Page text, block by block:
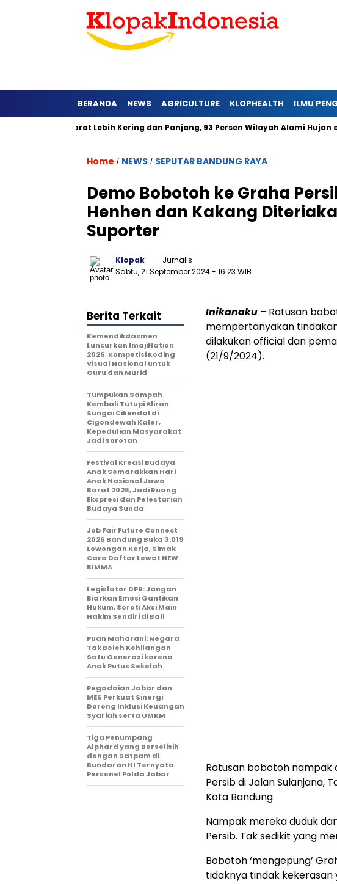
BERANDA NEWS AGRICULTURE KLOPHEALTH ILMU
di Jawa Barat Lebih Kering dan Panjang, 93 Persen Wilayah Alami Hujan di
Home / NEWS / SEPUTAR BANDUNG RAYA
Demo Bobotoh ke Graha
Henhen dan Kakang
Suporter
Klopak
- Jurnalis
Sabtu, 21 September 2024- 16:23 WIB
Inikanaku – Ratusan
mempertanyakan
dilakukan official dan
(21/9/2024).
Ratusan bobotoh nampak
Persib di Jalan Sulanjana,
Kota Bandung.
Nampak mereka duduk
Persib. Tak sedikit yang
Bobotoh ‘mengepung’
tidaknya tindak
Berita Terkait
Kemendikdasmen
Luncurkan ImajiNation
2026, Kompetisi Koding
Visual Nasional untuk
Guru dan Murid
Tumpukan Sampah
Kembali Tutupi Aliran
Sungai Cikendal di
Cigondewah Kaler,
Kepedulian Masyarakat
Jadi Sorotan
Festival Kreasi Budaya
Anak Semarakkan Hari
Anak Nasional Jawa
Barat 2026, Jadi Ruang
Ekspresi dan Pelestarian
Budaya Sunda
Job Fair Future Connect
2026 Bandung Buka 3.019
Lowongan Kerja, Simak
Cara Daftar Lewat NEW
BIMMA
Legislator DPR: Jangan
Biarkan Emosi Gantikan
Hukum, Soroti Aksi Main
Hakim Sendiri di Bali
Puan Maharani: Negara
Tak Boleh Kehilangan
Satu Generasi karena
Anak Putus Sekolah
Pegadaian Jabar dan
MES Perkuat Sinergi
Dorong Inklusi Keuangan
Syariah serta UMKM
Tiga Penumpang
Alphard yang Berselisih
dengan Satpam di
Bundaran HI Ternyata
Personel Polda Jabar